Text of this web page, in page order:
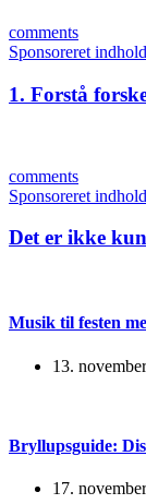
comments
Sponsoreret indhold
1. Forstå
comments
Sponsoreret indhold
Det er ikke
Musik til festen
13.
Bryllupsguide:
17.